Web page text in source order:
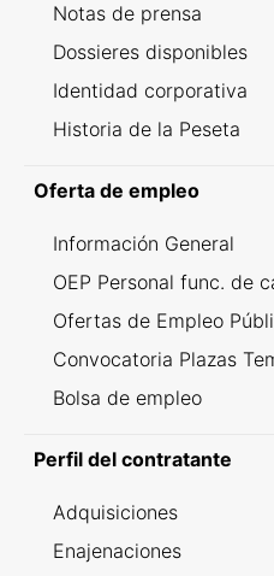
Notas de prensa
Dossieres disponibles
Identidad corporativa
Historia de la Peseta
Oferta de empleo
Información General
OEP Personal func. de
Ofertas de Empleo
Convocatoria Plazas
Bolsa de empleo
Perfil del contratante
Adquisiciones
Enajenaciones